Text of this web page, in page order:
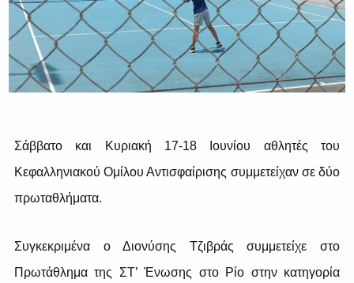
Σάββατο και Κυριακή 17-18 Ιουνίου αθλητές του
Κεφαλληνιακού Ομίλου Αντισφαίρισης συμμετείχαν σε δύο
πρωταθλήματα.
Συγκεκριμένα ο Διονύσης Τζιβράς συμμετείχε στο
Πρωτάθλημα της ΣΤ’ Ένωσης στο Ρίο στην κατηγορία